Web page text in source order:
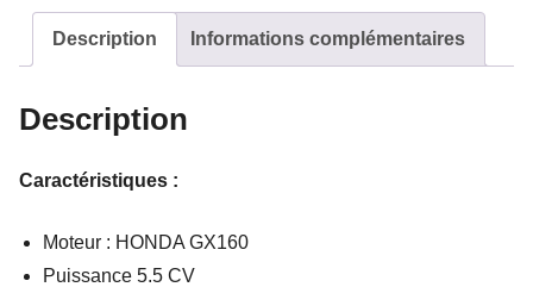
Description Informations complémentaires
Description
Caractéristiques :
Moteur : HONDA GX160
Puissance 5.5 CV